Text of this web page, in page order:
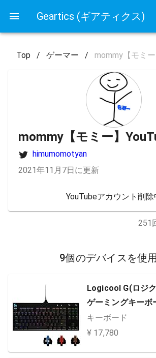
Geartics (ギアティクス)
Top / ゲーマー / mommy【モミ
mommy【モミー】
himumomotyan
2021年11月7日に更新
YouTubeアカウント削除
251
9個のデバイスを使
Logicool G(ロジ
ゲーミングキーボ
キーボード
¥ 17,780